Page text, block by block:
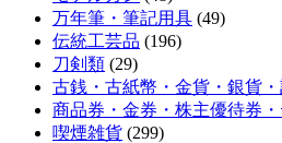
万年筆・筆記用具 (49)
伝統工芸品 (196)
刀剣類 (29)
古銭・古紙幣・金貨・銀貨
商品券・金券・株主優待券・
喫煙雑貨 (299)